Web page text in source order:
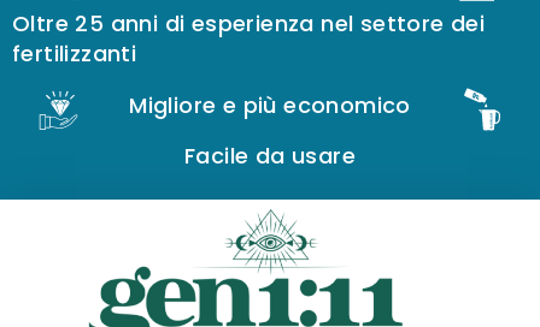
Oltre 25 anni di esperienza nel settore dei
fertilizzanti
Migliore e più economico
Facile da usare